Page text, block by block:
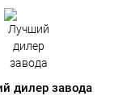
дилер завода